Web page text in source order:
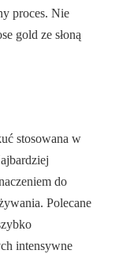
proces. Nie
gold ze słoną
stosowana w
do
Polecane
intensywne